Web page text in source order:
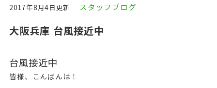
2017年8月4日更新 スタッフブログ
大阪兵庫 台風接近中
台風接近中
皆様、こんばんは！